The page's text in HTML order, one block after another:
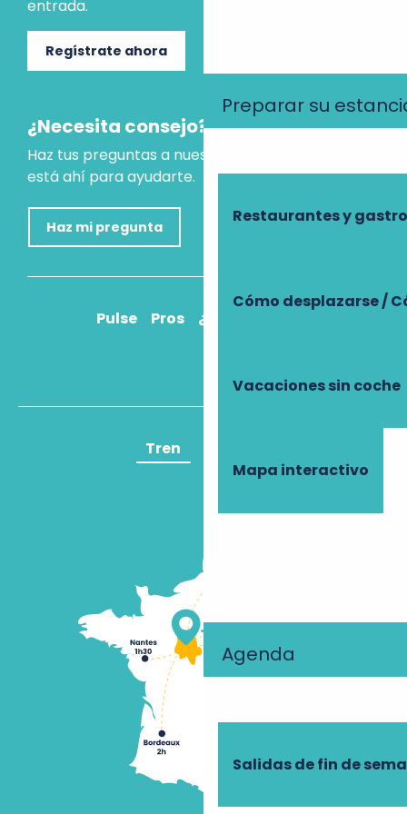
Preparar su
Restaurantes y
Cómo desplazarse /
Vacaciones sin coche
Mapa interactivo
Agenda
Salidas de fin de
entrada.
Regístrate ahora
¿Necesita consejo?
Haz tus preguntas a nuestro asistente virtual, que
está ahí para ayudarte.
Haz mi pregunta
Pulse Pros ¿Cómo llegar?
Tren